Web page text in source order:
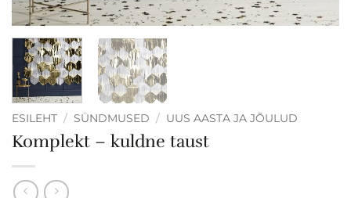
ESILEHT / SÜNDMUSED / UUS AASTA JA JÕULUD
Komplekt – kuldne taust